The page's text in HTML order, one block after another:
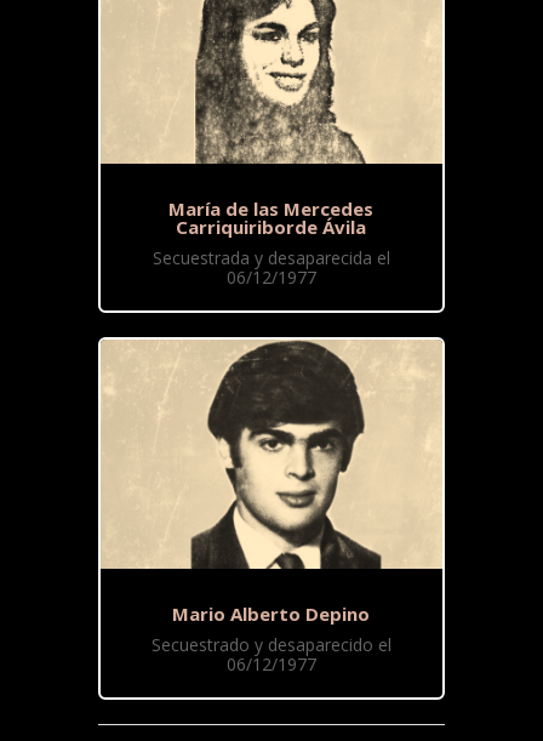
María de las Mercedes
Carriquiriborde Ávila
Secuestrada y desaparecida el
06/12/1977
Mario Alberto Depino
Secuestrado y desaparecido el
06/12/1977